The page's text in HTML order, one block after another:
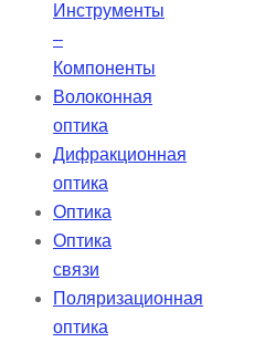
Инструменты
–
Компоненты
Волоконная
оптика
Дифракционная
оптика
Оптика
Оптика
связи
Поляризационная
оптика